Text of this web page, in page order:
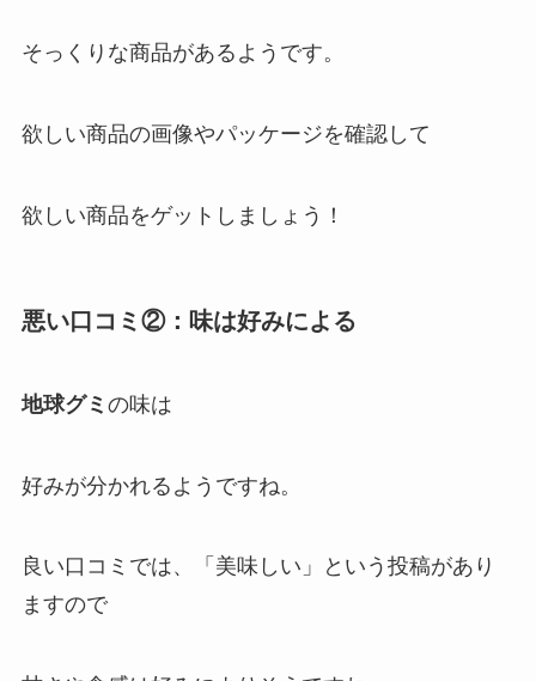
そっくりな商品があるようです。
欲しい商品の画像やパッケージを確認して
欲しい商品をゲットしましょう！
悪い口コミ②：味は好みによる
地球グミ の味は
好みが分かれるようですね。
良い口コミでは、「美味しい」という投稿があり
ますので